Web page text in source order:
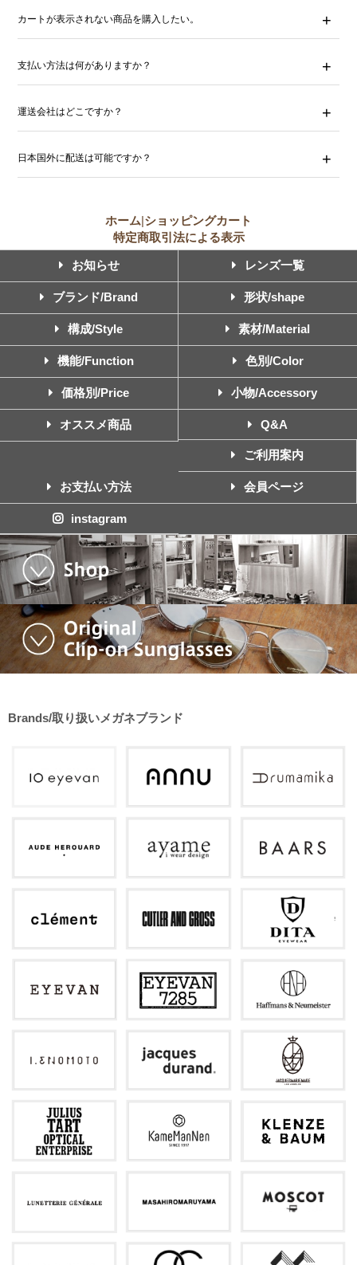
カートが表示されない商品を購入したい。
支払い方法は何がありますか？
運送会社はどこですか？
日本国外に配送は可能ですか？
ホーム|ショッピングカート
特定商取引法による表示
お知らせ レンズ一覧
ブランド/Brand 形状/shape
構成/Style 素材/Material
機能/Function 色別/Color
価格別/Price 小物/Accessory
オススメ商品 Q&A
ご利用案内
お支払い方法 会員ページ
instagram
Brands/取り扱いメガネブランド